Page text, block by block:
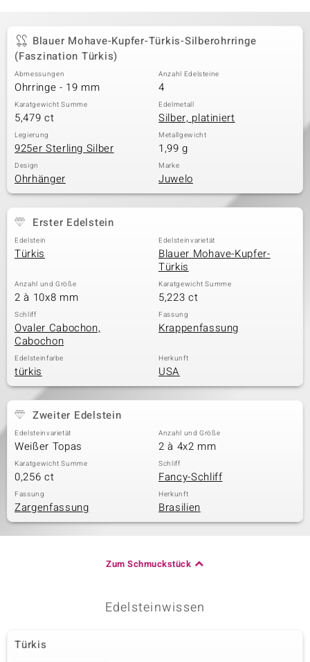
Classics
Blauer Mohave-Kupfer-Türkis-Silberohrringe
(Faszination Türkis)
Abmessungen
Ohrringe - 19 mm
Anzahl Edelsteine
4
Karatgewicht Summe
5,479 ct
Edelmetall
Silber, platiniert
Legierung
925er Sterling Silber
Metallgewicht
1,99 g
Design
Ohrhänger
Marke
Juwelo
Erster Edelstein
Edelstein
Türkis
Edelsteinvarietät
Blauer Mohave-Kupfer-
Türkis
Anzahl und Größe
2 à 10x8 mm
Karatgewicht Summe
5,223 ct
Schliff
Ovaler Cabochon,
Cabochon
Fassung
Krappenfassung
Edelsteinfarbe
türkis
Herkunft
USA
Zweiter Edelstein
Edelsteinvarietät
Weißer Topas
Anzahl und Größe
2 à 4x2 mm
Karatgewicht Summe
0,256 ct
Schliff
Fancy-Schliff
Fassung
Zargenfassung
Herkunft
Brasilien
Zum Schmuckstück
Edelsteinwissen
Türkis